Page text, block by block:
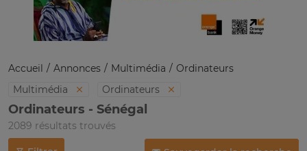
Accueil Annonces Multimédia
Ordinateurs
Multimédia
Ordinateurs
Ordinateurs - Sénégal
2089 résultats trouvés